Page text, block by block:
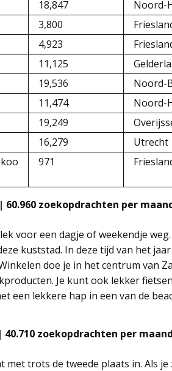
18,847 Noord-
3,800
4,923
11,125
19,536 Noord-
11,474 Noord-
19,249
16,279 Utrecht
971
zoekopdrachten per
voor een dagje of weekendje
kuststad. In deze tijd van het
doe je in het centrum van
Je kunt ook lekker
een lekkere hap in een van de
zoekopdrachten per
met trots de tweede plaats in. Als